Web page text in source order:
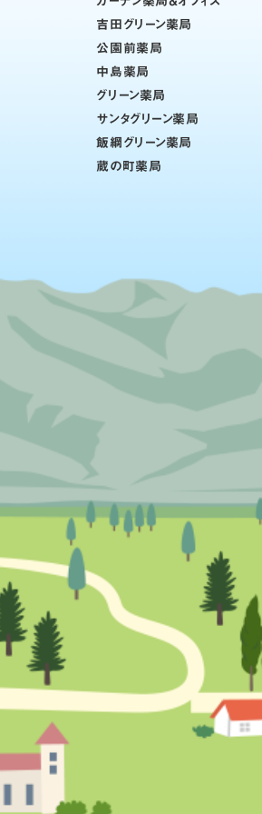
吉田グリーン薬局
公園前薬局
中島薬局
グリーン薬局
サンタグリーン薬局
飯綱グリーン薬局
蔵の町薬局